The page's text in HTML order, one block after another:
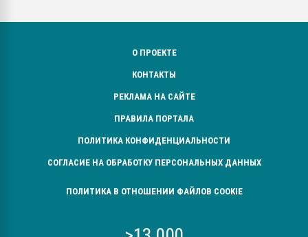
О ПРОЕКТЕ
КОНТАКТЫ
РЕКЛАМА НА САЙТЕ
ПРАВИЛА ПОРТАЛА
ПОЛИТИКА КОНФИДЕНЦИАЛЬНОСТИ
СОГЛАСИЕ НА ОБРАБОТКУ ПЕРСОНАЛЬНЫХ ДАННЫХ
ПОЛИТИКА В ОТНОШЕНИИ ФАЙЛОВ COOKIE